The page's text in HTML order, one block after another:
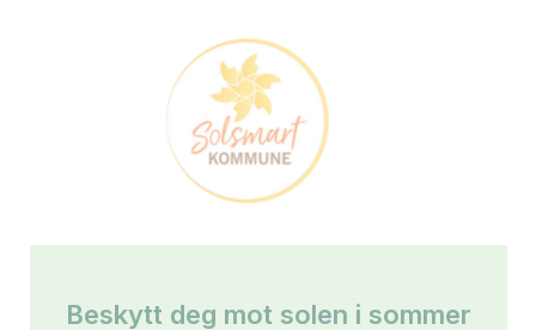
Beskytt deg mot solen i sommer